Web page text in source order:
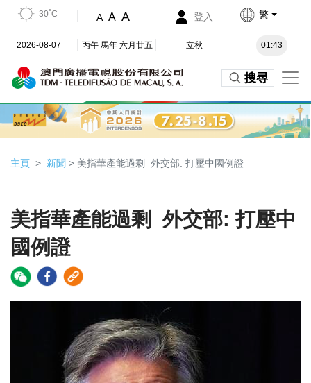
30˚C A A A 登入 繁
2026-08-07 丙午 馬年 六月廿五 立秋 01:43
搜尋
主頁 新聞 > 美指華產能過剩 外交部: 打壓中國例證
美指華產能過剩 外交部: 打壓中
國例證